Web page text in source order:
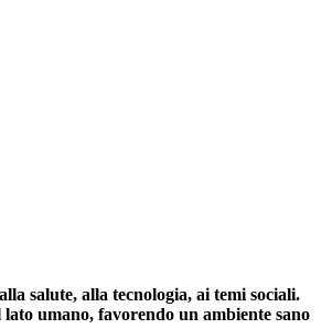
salute, alla tecnologia, ai temi sociali.
umano, favorendo un ambiente sano